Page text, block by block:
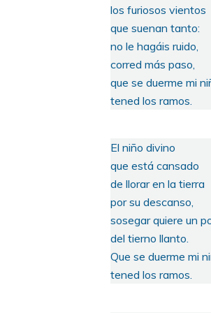
los furiosos vientos
que suenan tanto:
no le hagáis ruido,
corred más paso,
que se duerme mi
tened los ramos.
El niño divino
que está cansado
de llorar en la tierra
por su descanso,
sosegar quiere un
del tierno llanto.
Que se duerme mi
tened los ramos.